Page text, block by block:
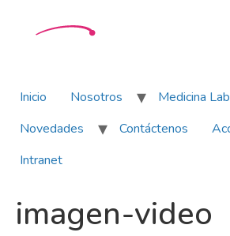
Inicio Nosotros
Medicina
Novedades
Contáctenos
Intranet
imagen-video